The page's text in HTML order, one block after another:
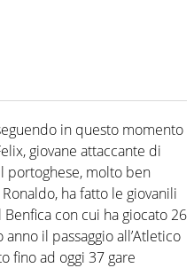
in questo momento
giovane attaccante di
portoghese, molto ben
ha fatto le giovanili
con cui ha giocato 26
il passaggio all’Atletico
fino ad oggi 37 gare